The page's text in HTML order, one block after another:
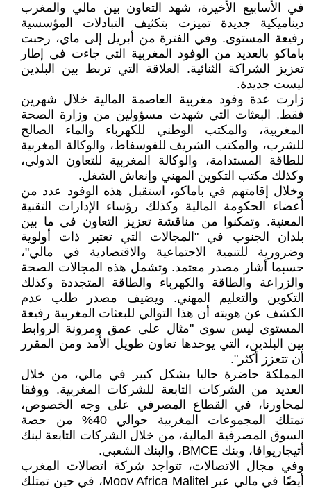
في الأسابيع الأخيرة، شهد التعاون بين مالي والمغرب
ديناميكية جديدة تميزت بتكثيف التبادلات المؤسسية
رفيعة المستوى. وفي الفترة من أبريل إلى ماي، رحبت
باماكو بالعديد من الوفود المغربية التي جاءت في إطار
تعزيز الشراكة الثنائية. العلاقة التي تربط بين البلدين
ليست جديدة.
زارت عدة وفود مغربية العاصمة المالية خلال شهرين
فقط. البعثات التي شهدت مسؤولين من وزارة الصحة
المغربية، والمكتب الوطني للكهرباء والماء الصالح
للشرب، والمكتب الشريف للفوسفاط، والوكالة المغربية
للطاقة المستدامة، والوكالة المغربية للتعاون الدولي،
وكذلك مكتب التكوين المهني وإنعاش الشغل.
وخلال إقامتهم في باماكو، استقبل هذه الوفود عدد من
أعضاء الحكومة المالية وكذلك رؤساء الإدارات التقنية
المعنية. وتمكنوا من مناقشة تعزيز التعاون في ما بين
بلدان الجنوب في "المجالات التي تعتبر ذات أولوية
وضرورية للتنمية الاجتماعية والاقتصادية في مالي"،
حسبما أشار مصدر معتمد. وتشمل هذه المجالات الصحة
والزراعة والطاقة والكهرباء والطاقة المتجددة وكذلك
التكوين والتعليم المهني. ويضيف مصدر طلب عدم
الكشف عن هويته أن هذا التوالي للبعثات المغربية رفيعة
المستوى ليس سوى "مثال على عمق ومرونة الروابط
بين البلدين، التي يوحدها تعاون طويل الأمد ومن المقرر
أن تتعزز أكثر".
المملكة حاضرة حاليا بشكل كبير في مالي، من خلال
العديد من الشركات التابعة للشركات المغربية. ووفقا
لمحاورنا، في القطاع المصرفي على وجه الخصوص،
تمتلك المجموعات المغربية حوالي 40% من حصة
السوق المصرفية المالية، من خلال الشركات التابعة لبنك
أتيجاريوافا، وبنك BMCE، والبنك الشعبي.
وفي مجال الاتصالات، تتواجد شركة اتصالات المغرب
أيضًا في مالي عبر Moov Africa Malitel، في حين تمتلك